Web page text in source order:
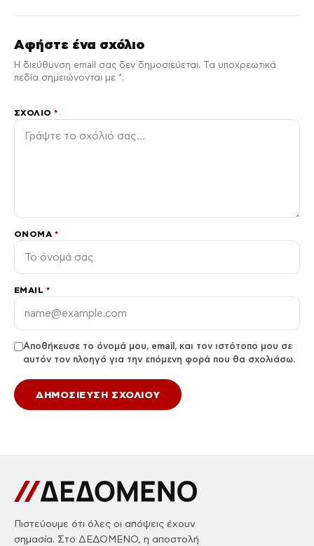
Αφήστε ένα σχόλιο
Η διεύθυνση email σας δεν δημοσιεύεται. Τα υποχρεωτικά
πεδία σημειώνονται με *.
ΣΧΌΛΙΟ*
ΌΝΟΜΑ *
EMAIL *
Αποθήκευσε το όνομά μου, email, και τον ιστότοπο μου σε
αυτόν τον πλοηγό για την επόμενη φορά που θα σχολιάσω.
Πιστεύουμε ότι όλες οι απόψεις έχουν
σημασία. Στο ΔΕΔΟΜΕΝΟ, η αποστολή